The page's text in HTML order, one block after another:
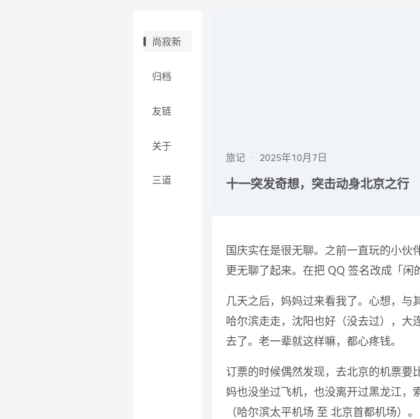
尚寂新
归档
友链
关于
三道
旅记
十一突发奇想，突击动身北京之行
国庆实在是很无聊。之前一直玩的小
更无聊了起来。在把 QQ 签名改成「闲
几天之后，妈妈过来看我了。心想，与
哈尔滨走走，沈阳也好（没去过），大
去了。老一辈就这样嘛，都心疼钱。
订票的时候偶然发现，去北京的机票要
妈也没坐过飞机，也没离开过黑龙江，
（哈尔滨太平机场 至 北京首都机场）。